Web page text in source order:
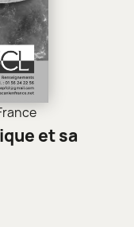
et sa